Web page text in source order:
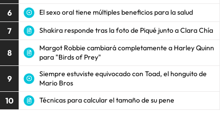
6 El sexo oral tiene múltiples beneficios para la salud
7 Shakira responde tras la foto de Piqué junto a Clara Chía
8
Margot Robbie cambiará completamente a Harley Quinn
para "Birds of Prey"
9
Siempre estuviste equivocado con Toad, el honguito de
Mario Bros
10 Técnicas para calcular el tamaño de su pene